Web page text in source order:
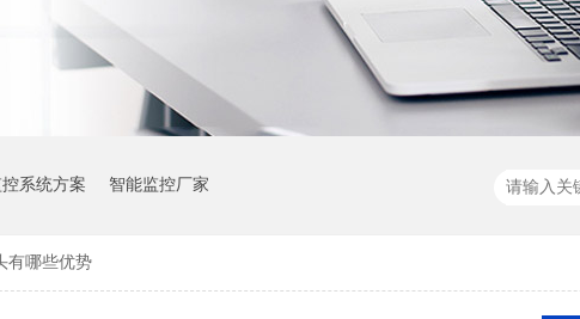
系统方案 智能监控厂家
有哪些优势